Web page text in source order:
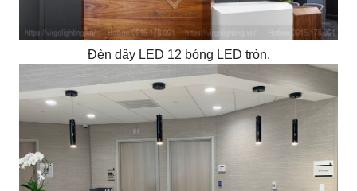
Đèn dây LED 12 bóng LED tròn.